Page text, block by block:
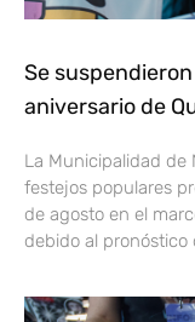
Se
aniversario de
La Municipalidad de
festejos populares
de agosto en el
debido al pronóstico